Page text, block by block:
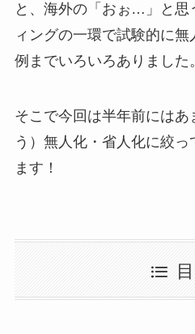
と、海外の「おぉ…」と思
ィングの一環で試験的に
例までいろいろありました。
そこで今回は半年前にはあ
う）無人化・省人化に絞
ます！